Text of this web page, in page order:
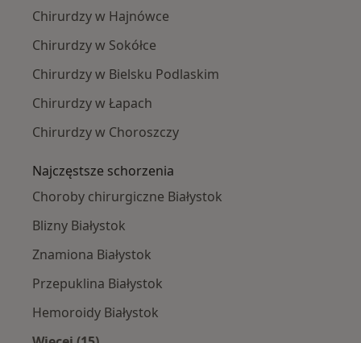
Chirurdzy w Hajnówce
Chirurdzy w Sokółce
Chirurdzy w Bielsku Podlaskim
Chirurdzy w Łapach
Chirurdzy w Choroszczy
Najczęstsze schorzenia
Choroby chirurgiczne Białystok
Blizny Białystok
Znamiona Białystok
Przepuklina Białystok
Hemoroidy Białystok